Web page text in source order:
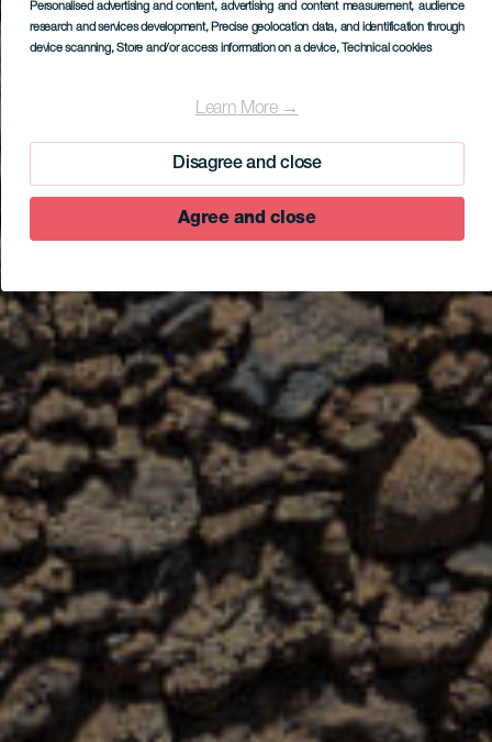
Personalised advertising and content, advertising and content measurement, audience
research and services development, Precise geolocation data, and identification through
device scanning, Store and/or access information on a device, Technical cookies
Learn More →
Disagree and close
Agree and close